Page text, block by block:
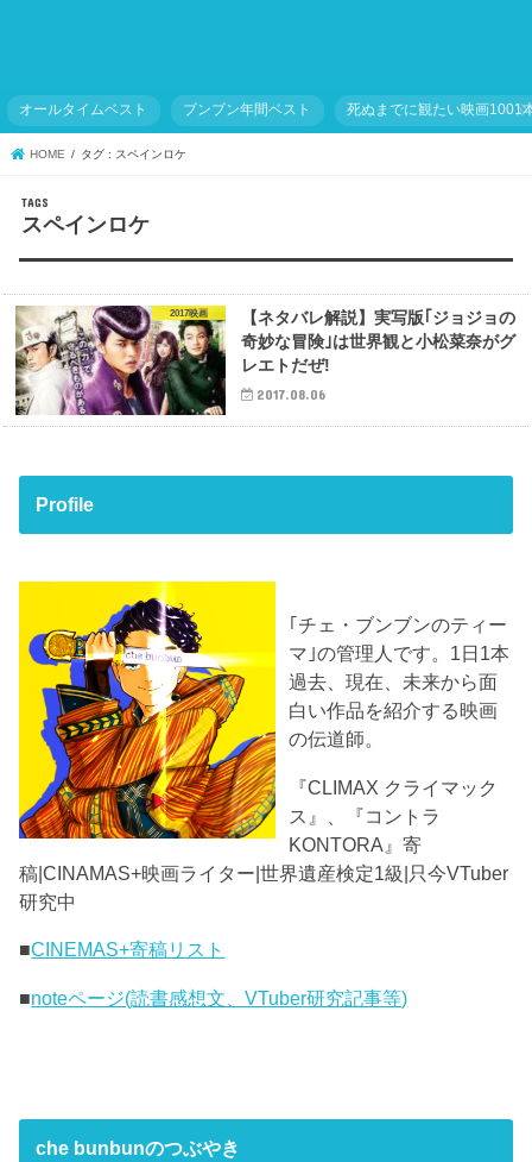
オールタイムベスト ブンブン年間ベスト 死ぬまでに観たい映画1001
HOME タグ : スペインロケ
スペインロケ
2017映画
【ネタバレ解説】実写版｢ジョジョの
奇妙な冒険｣は世界観と小松菜奈がグ
レエトだぜ!
2017.08.06
Profile
｢チェ・ブンブンのティー
マ｣の管理人です。1日1本
過去、現在、未来から面
白い作品を紹介する映画
の伝道師。
『CLIMAX クライマック
ス』、『コントラ
KONTORA』寄
稿|CINAMAS+映画ライター|世界遺産検定1級|只今VTuber
研究中
■CINEMAS+寄稿リスト
■noteページ(読書感想文、VTuber研究記事等)
che bunbunのつぶやき